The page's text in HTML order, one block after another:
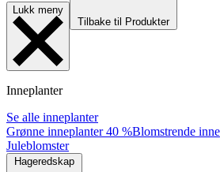
Lukk meny
Tilbake til Produkter
Inneplanter
Se alle inneplanter
Grønne inneplanter40 %Blomstrende
Juleblomster